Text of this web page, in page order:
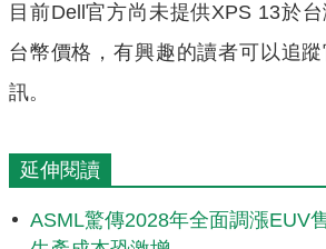
目前Dell官方尚未提供XPS 13於
台幣價格，有興趣的讀者可以追
訊。
延伸閱讀
ASML驚傳2028年全面調漲EUV